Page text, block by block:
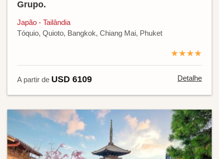
Grupo.
Japão - Tailândia
Tóquio, Quioto, Bangkok, Chiang Mai, Phuket
★★★★
A partir de USD 6109 Detalhe